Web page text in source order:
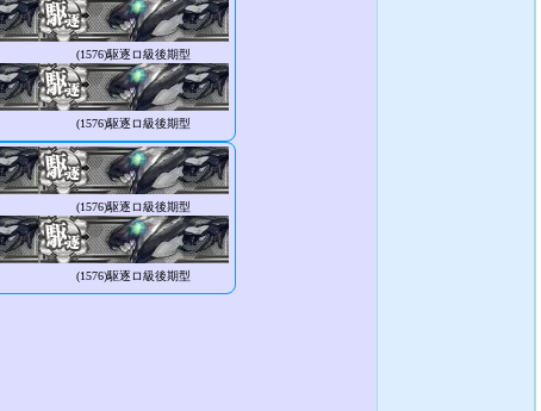
(1576)駆逐ロ級後期型
(1576)駆逐ロ級後期型
(1576)駆逐ロ級後期型
(1576)駆逐ロ級後期型